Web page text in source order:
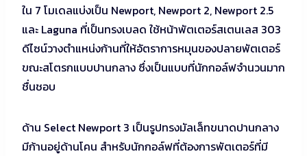
ใน 7 โมเดลแบ่งเป็น Newport, Newport 2, Newport 2.5
และ Laguna ที่เป็นทรงเบลด ใช้หน้าพัตเตอร์สเตนเลส 303
ดีไซน์วางตำแหน่งก้านที่ให้อัตราการหมุนของปลายพัตเตอร์
ขณะสโตรกแบบปานกลาง ซึ่งเป็นแบบที่นักกอล์ฟจำนวนมาก
ชื่นชอบ
ด้าน Select Newport 3 เป็นรูปทรงมัลเล็ทขนาดปานกลาง
มีก้านอยู่ด้านโคน สำหรับนักกอล์ฟที่ต้องการพัตเตอร์ที่มี